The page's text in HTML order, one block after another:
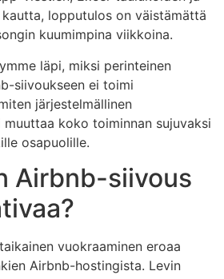
lopputulos on väistämättä
kuumimpina viikkoina.
läpi, miksi perinteinen
siivoukseen ei toimi
järjestelmällinen
koko toiminnan sujuvaksi
osapuolille.
Airbnb-siivous
vuokraaminen eroaa
Airbnb-hostingista. Levin